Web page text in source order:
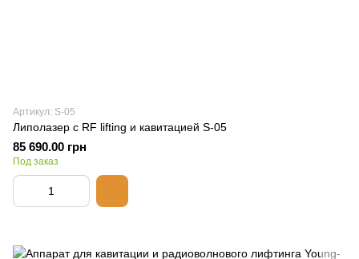
Артикул: S-05
Липолазер с RF lifting и кавитацией S-05
85 690.00 грн
Под заказ